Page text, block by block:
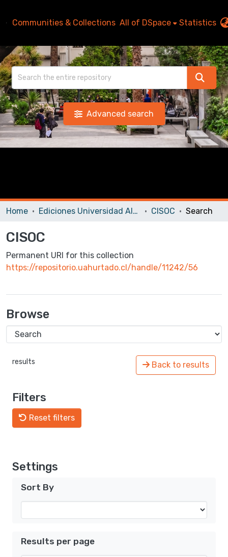
Communities & Collections All of DSpace Statistics
Advanced search
Home Ediciones Universidad Alberto Hurtado CISOC Search
CISOC
Permanent URI for this collection
https://repositorio.uahurtado.cl/handle/11242/56
Browse
results Back to results
Filters
Reset filters
Settings
Sort By
Results per page